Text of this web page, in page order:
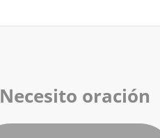
Necesito oración